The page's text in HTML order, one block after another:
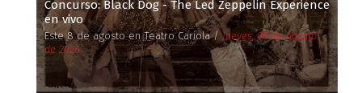
Concurso: Black Dog - The Led Zeppelin Experience
en vivo
Este 8 de agosto en Teatro Cariola /Jueves, 06 de Agosto
de 2026